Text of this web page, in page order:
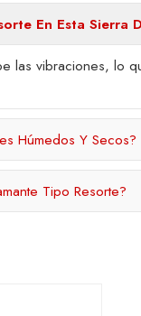
En Esta Sierra
las vibraciones, lo
Húmedos Y Secos?
Tipo Resorte?